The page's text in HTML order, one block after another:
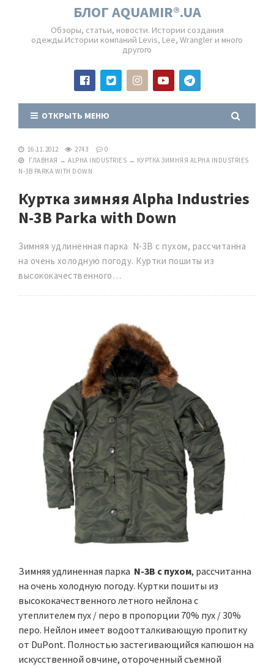
БЛОГ AQUAMIR®.UA
Обзоры, статьи, новости. Истории создания
одежды.Истории компаний Levis, Lee, Wrangler и много
другого
ОТКРЫТЬ МЕНЮ
16.11.2012 2743
0
ГЛАВНАЯ → ALPHA INDUSTRIES → КУРТКА ЗИМНЯЯ ALPHA INDUSTRIES
N-3B PARKA WITH DOWN
Куртка зимняя Alpha Industries
N-3B Parka with Down
Зимняя удлиненная парка N-3B с пухом, рассчитанна
на очень холодную погоду. Куртки пошиты из
высококачественного…
Зимняя удлиненная парка N-3B с пухом, рассчитанна
на очень холодную погоду. Куртки пошиты из
высококачественного летного нейлона с
утеплителем пух / перо в пропорции 70% пух / 30%
перо. Нейлон имеет водоотталкивающую пропитку
от DuPont. Полностью застегивающийся капюшон на
искусственной овчине, отороченный съемной